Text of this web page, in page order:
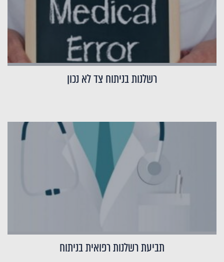
רשלנות בניתוח צד לא נכון
תביעת רשלנות רפואית בניתוח